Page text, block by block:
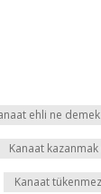
ehli ne demek
Kanaat
Kanaat